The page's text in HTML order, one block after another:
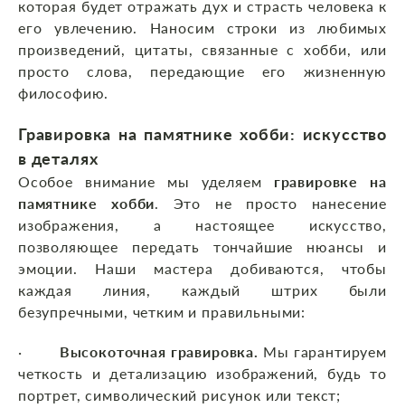
которая будет отражать дух и страсть человека к
его увлечению. Наносим строки из любимых
произведений, цитаты, связанные с хобби, или
просто слова, передающие его жизненную
философию.
Гравировка на памятнике хобби: искусство
в деталях
Особое внимание мы уделяем гравировке на
памятнике хобби. Это не просто нанесение
изображения, а настоящее искусство,
позволяющее передать тончайшие нюансы и
эмоции. Наши мастера добиваются, чтобы
каждая линия, каждый штрих были
безупречными, четким и правильными:
· Высокоточная гравировка. Мы гарантируем
четкость и детализацию изображений, будь то
портрет, символический рисунок или текст;